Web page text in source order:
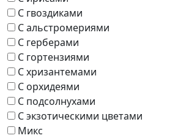
С гвоздиками
С альстромериями
С герберами
С гортензиями
С хризантемами
С орхидеями
С подсолнухами
С экзотическими цветами
Микс